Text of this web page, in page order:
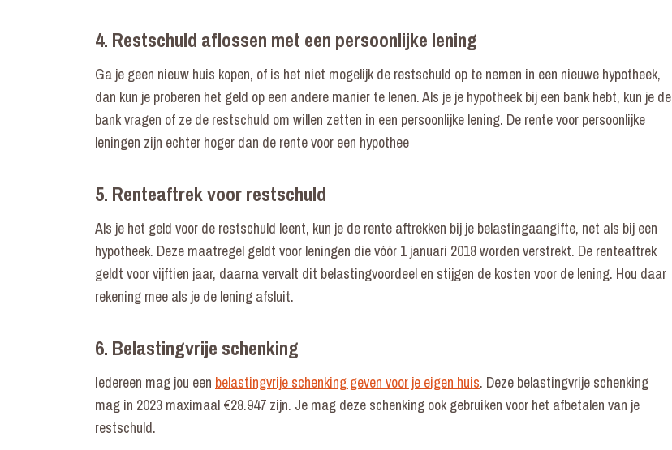
4. Restschuld aflossen met een persoonlijke lening
Ga je geen nieuw huis kopen, of is het niet mogelijk de restschuld op te nemen in een nieuwe hypotheek,
dan kun je proberen het geld op een andere manier te lenen. Als je je hypotheek bij een bank hebt, kun je de
bank vragen of ze de restschuld om willen zetten in een persoonlijke lening. De rente voor persoonlijke
leningen zijn echter hoger dan de rente voor een hypothee
5. Renteaftrek voor restschuld
Als je het geld voor de restschuld leent, kun je de rente aftrekken bij je belastingaangifte, net als bij een
hypotheek. Deze maatregel geldt voor leningen die vóór 1 januari 2018 worden verstrekt. De renteaftrek
geldt voor vijftien jaar, daarna vervalt dit belastingvoordeel en stijgen de kosten voor de lening. Hou daar
rekening mee als je de lening afsluit.
6. Belastingvrije schenking
Iedereen mag jou een belastingvrije schenking geven voor je eigen huis. Deze belastingvrije schenking
mag in 2023 maximaal €28.947 zijn. Je mag deze schenking ook gebruiken voor het afbetalen van je
restschuld.